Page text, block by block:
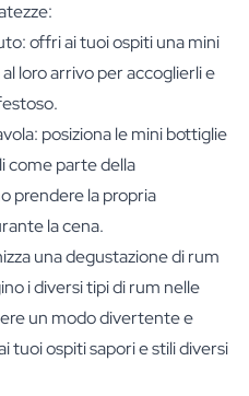
offri ai tuoi ospiti una mini
loro arrivo per accoglierli e
posiziona le mini bottiglie
come parte della
prendere la propria
la cena.
una degustazione di rum
i diversi tipi di rum nelle
un modo divertente e
tuoi ospiti sapori e stili diversi